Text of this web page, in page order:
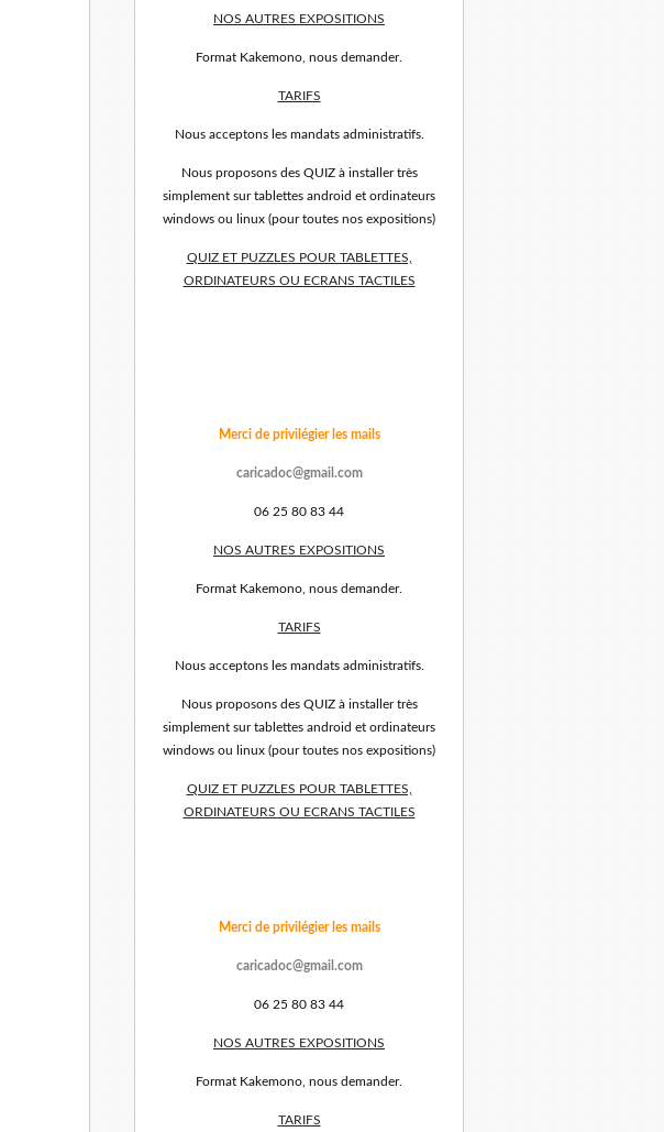
NOS AUTRES EXPOSITIONS
Format Kakemono, nous demander.
TARIFS
Nous acceptons les mandats administratifs.
Nous proposons des QUIZ à installer très
simplement sur tablettes android et ordinateurs
windows ou linux (pour toutes nos expositions)
QUIZ ET PUZZLES POUR TABLETTES,
ORDINATEURS OU ECRANS TACTILES
Merci de privilégier les mails
caricadoc@gmail.com
06 25 80 83 44
NOS AUTRES EXPOSITIONS
Format Kakemono, nous demander.
TARIFS
Nous acceptons les mandats administratifs.
Nous proposons des QUIZ à installer très
simplement sur tablettes android et ordinateurs
windows ou linux (pour toutes nos expositions)
QUIZ ET PUZZLES POUR TABLETTES,
ORDINATEURS OU ECRANS TACTILES
Merci de privilégier les mails
caricadoc@gmail.com
06 25 80 83 44
NOS AUTRES EXPOSITIONS
Format Kakemono, nous demander.
TARIFS